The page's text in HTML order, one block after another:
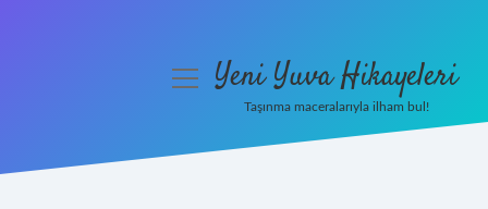
menüyüYeni Yuva Hikayeleri
Taşınma maceralarıyla ilham bul!